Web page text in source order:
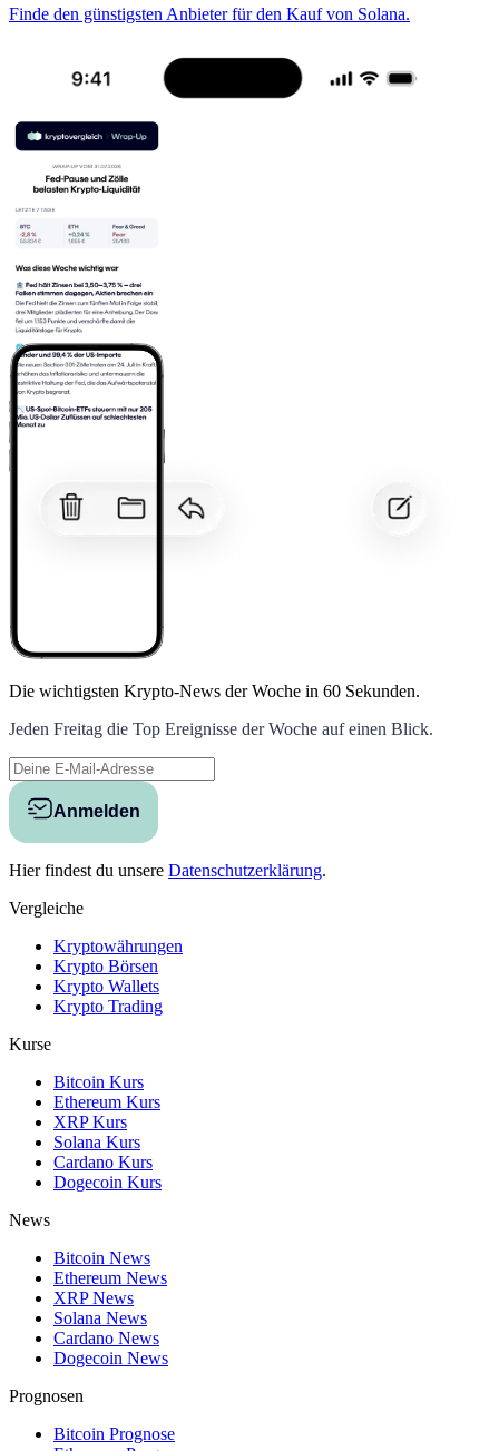
Finde den günstigsten Anbieter für den Kauf von Solana.
Die wichtigsten Krypto-News der Woche in 60 Sekunden.
Jeden Freitag die Top Ereignisse der Woche auf einen Blick.
Anmelden
Hier findest du unsere Datenschutzerklärung.
Vergleiche
Kryptowährungen
Krypto Börsen
Krypto Wallets
Krypto Trading
Kurse
Bitcoin Kurs
Ethereum Kurs
XRP Kurs
Solana Kurs
Cardano Kurs
Dogecoin Kurs
News
Bitcoin News
Ethereum News
XRP News
Solana News
Cardano News
Dogecoin News
Prognosen
Bitcoin Prognose